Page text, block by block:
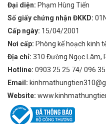
Đại diện: Phạm Hùng Tiến
Số giấy chứng nhận ĐKKD:
Cấp ngày: 15/04/2001
Nơi cấp: Phòng kế hoạch kinh
Địa chỉ: 310 Đường Ngọc Lâm,
Hotline: 0903 25 25 74/ 096
Email:
Website: